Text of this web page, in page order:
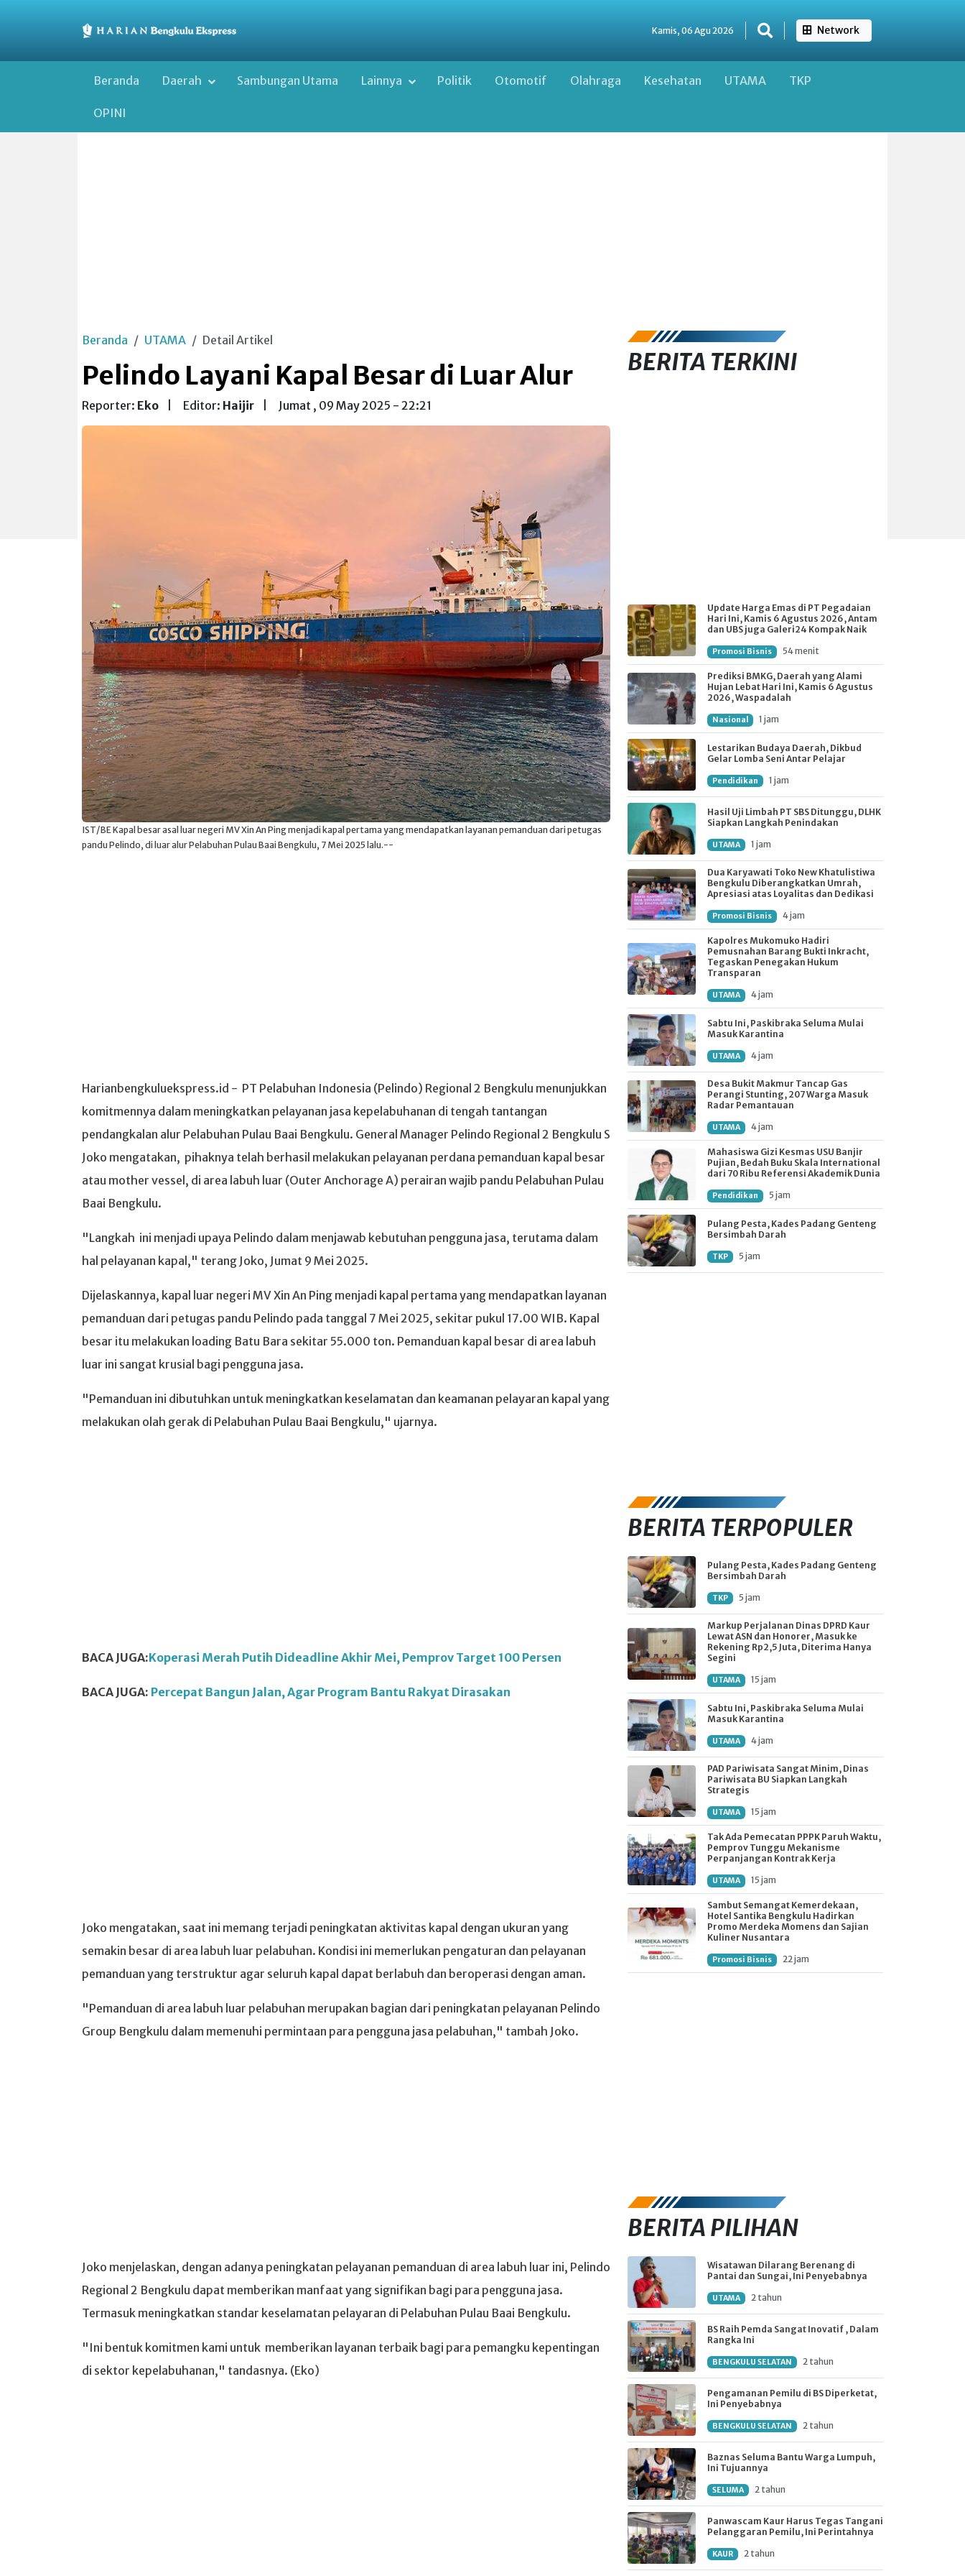
Kamis, 06 Agu 2026 Network
Beranda Daerah Sambungan Utama Lainnya Politik Otomotif Olahraga Kesehatan UTAMA TKP
OPINI
Beranda UTAMA Detail Artikel
Pelindo Layani Kapal Besar di Luar Alur
Reporter: Eko Editor: Haijir Jumat , 09 May 2025 - 22:21
IST/BE Kapal besar asal luar negeri MV Xin An Ping menjadi kapal pertama yang mendapatkan layanan pemanduan dari petugas
pandu Pelindo, di luar alur Pelabuhan Pulau Baai Bengkulu, 7 Mei 2025 lalu.--
Harianbengkuluekspress.id - PT Pelabuhan Indonesia (Pelindo) Regional 2 Bengkulu menunjukkan
komitmennya dalam meningkatkan pelayanan jasa kepelabuhanan di tengah tantangan
pendangkalan alur Pelabuhan Pulau Baai Bengkulu. General Manager Pelindo Regional 2 Bengkulu S
Joko mengatakan, pihaknya telah berhasil melakukan pelayanan perdana pemanduan kapal besar
atau mother vessel, di area labuh luar (Outer Anchorage A) perairan wajib pandu Pelabuhan Pulau
Baai Bengkulu.
"Langkah ini menjadi upaya Pelindo dalam menjawab kebutuhan pengguna jasa, terutama dalam
hal pelayanan kapal," terang Joko, Jumat 9 Mei 2025.
Dijelaskannya, kapal luar negeri MV Xin An Ping menjadi kapal pertama yang mendapatkan layanan
pemanduan dari petugas pandu Pelindo pada tanggal 7 Mei 2025, sekitar pukul 17.00 WIB. Kapal
besar itu melakukan loading Batu Bara sekitar 55.000 ton. Pemanduan kapal besar di area labuh
luar ini sangat krusial bagi pengguna jasa.
"Pemanduan ini dibutuhkan untuk meningkatkan keselamatan dan keamanan pelayaran kapal yang
melakukan olah gerak di Pelabuhan Pulau Baai Bengkulu," ujarnya.
BACA JUGA:Koperasi Merah Putih Dideadline Akhir Mei, Pemprov Target 100 Persen
BACA JUGA: Percepat Bangun Jalan, Agar Program Bantu Rakyat Dirasakan
Joko mengatakan, saat ini memang terjadi peningkatan aktivitas kapal dengan ukuran yang
semakin besar di area labuh luar pelabuhan. Kondisi ini memerlukan pengaturan dan pelayanan
pemanduan yang terstruktur agar seluruh kapal dapat berlabuh dan beroperasi dengan aman.
"Pemanduan di area labuh luar pelabuhan merupakan bagian dari peningkatan pelayanan Pelindo
Group Bengkulu dalam memenuhi permintaan para pengguna jasa pelabuhan," tambah Joko.
Joko menjelaskan, dengan adanya peningkatan pelayanan pemanduan di area labuh luar ini, Pelindo
Regional 2 Bengkulu dapat memberikan manfaat yang signifikan bagi para pengguna jasa.
Termasuk meningkatkan standar keselamatan pelayaran di Pelabuhan Pulau Baai Bengkulu.
"Ini bentuk komitmen kami untuk memberikan layanan terbaik bagi para pemangku kepentingan
di sektor kepelabuhanan," tandasnya. (Eko)
BERITA TERKINI
Update Harga Emas di PT Pegadaian
Hari Ini, Kamis 6 Agustus 2026, Antam
dan UBS juga Galeri24 Kompak Naik
Promosi Bisnis 54 menit
Prediksi BMKG, Daerah yang Alami
Hujan Lebat Hari Ini, Kamis 6 Agustus
2026, Waspadalah
Nasional 1 jam
Lestarikan Budaya Daerah, Dikbud
Gelar Lomba Seni Antar Pelajar
Pendidikan 1 jam
Hasil Uji Limbah PT SBS Ditunggu, DLHK
Siapkan Langkah Penindakan
UTAMA 1 jam
Dua Karyawati Toko New Khatulistiwa
Bengkulu Diberangkatkan Umrah,
Apresiasi atas Loyalitas dan Dedikasi
Promosi Bisnis 4 jam
Kapolres Mukomuko Hadiri
Pemusnahan Barang Bukti Inkracht,
Tegaskan Penegakan Hukum
Transparan
UTAMA 4 jam
Sabtu Ini, Paskibraka Seluma Mulai
Masuk Karantina
UTAMA 4 jam
Desa Bukit Makmur Tancap Gas
Perangi Stunting, 207 Warga Masuk
Radar Pemantauan
UTAMA 4 jam
Mahasiswa Gizi Kesmas USU Banjir
Pujian, Bedah Buku Skala International
dari 70 Ribu Referensi Akademik Dunia
Pendidikan 5 jam
Pulang Pesta, Kades Padang Genteng
Bersimbah Darah
TKP 5 jam
BERITA TERPOPULER
Pulang Pesta, Kades Padang Genteng
Bersimbah Darah
TKP 5 jam
Markup Perjalanan Dinas DPRD Kaur
Lewat ASN dan Honorer, Masuk ke
Rekening Rp2,5 Juta, Diterima Hanya
Segini
UTAMA 15 jam
Sabtu Ini, Paskibraka Seluma Mulai
Masuk Karantina
UTAMA 4 jam
PAD Pariwisata Sangat Minim, Dinas
Pariwisata BU Siapkan Langkah
Strategis
UTAMA 15 jam
Tak Ada Pemecatan PPPK Paruh Waktu,
Pemprov Tunggu Mekanisme
Perpanjangan Kontrak Kerja
UTAMA 15 jam
Sambut Semangat Kemerdekaan,
Hotel Santika Bengkulu Hadirkan
Promo Merdeka Momens dan Sajian
Kuliner Nusantara
Promosi Bisnis 22 jam
BERITA PILIHAN
Wisatawan Dilarang Berenang di
Pantai dan Sungai, Ini Penyebabnya
UTAMA 2 tahun
BS Raih Pemda Sangat Inovatif , Dalam
Rangka Ini
BENGKULU SELATAN 2 tahun
Pengamanan Pemilu di BS Diperketat,
Ini Penyebabnya
BENGKULU SELATAN 2 tahun
Baznas Seluma Bantu Warga Lumpuh,
Ini Tujuannya
SELUMA 2 tahun
Panwascam Kaur Harus Tegas Tangani
Pelanggaran Pemilu, Ini Perintahnya
KAUR 2 tahun